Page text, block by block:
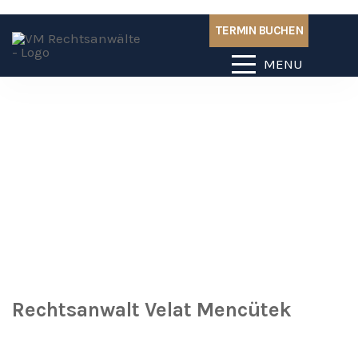
TERMIN BUCHEN
MENU
Rechtsanwalt Velat Mencütek